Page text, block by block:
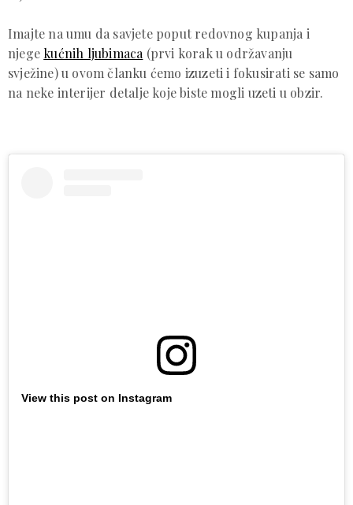
Imajte na umu da savjete poput redovnog kupanja i
njege kućnih ljubimaca (prvi korak u održavanju
svježine) u ovom članku ćemo izuzeti i fokusirati se samo
na neke interijer detalje koje biste mogli uzeti u obzir.
View this post on Instagram